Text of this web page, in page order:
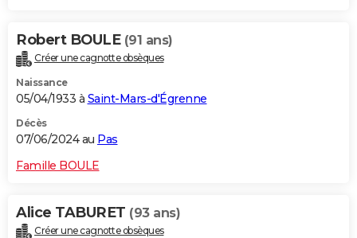
Robert BOULE (91 ans)
Créer une cagnotte obsèques
Naissance
05/04/1933 à Saint-Mars-d'Égrenne
Décès
07/06/2024 au Pas
Famille BOULE
Alice TABURET (93 ans)
Créer une cagnotte obsèques